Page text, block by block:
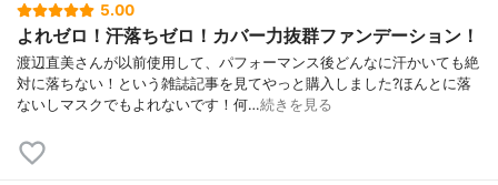
5.00
よれゼロ！汗落ちゼロ！カバー力抜群ファンデーション！
渡辺直美さんが以前使用して、パフォーマンス後どんなに汗かいても絶
対に落ちない！という雑誌記事を見てやっと購入しました?ほんとに落
ないしマスクでもよれないです！何…続きを見る